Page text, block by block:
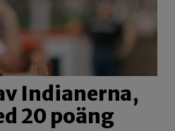
Indianerna,
20 poäng